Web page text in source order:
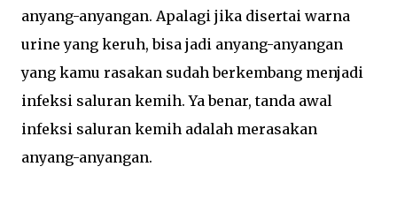
anyang-anyangan. Apalagi jika disertai warna
urine yang keruh, bisa jadi anyang-anyangan
yang kamu rasakan sudah berkembang menjadi
infeksi saluran kemih. Ya benar, tanda awal
infeksi saluran kemih adalah merasakan
anyang-anyangan.